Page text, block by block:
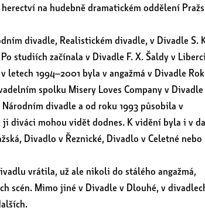
na hudebně dramatickém oddělení
divadle, Realistickém divadle, v Divadle S.
studiích začínala v Divadle F. X. Šaldy v
letech 1994–2001 byla v angažmá v Divadle
spolku Misery Loves Company v Divadle
divadle a od roku 1993 působila v
ji diváci mohou vidět dodnes. K vidění byla i v
Divadlo v Řeznické, Divadlo v Celetné nebo
vrátila, už ale nikoli do stálého angažmá,
scén. Mimo jiné v Divadle v Dlouhé, v